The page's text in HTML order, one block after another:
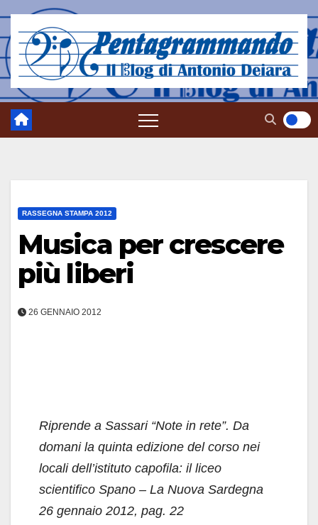
contenuto
RASSEGNA STAMPA 2012
Musica per crescere
più liberi
26 GENNAIO 2012
Riprende a Sassari “Note in rete”. Da
domani la quinta edizione del corso nei
locali dell’istituto capofila: il liceo
scientifico Spano – La Nuova Sardegna
26 gennaio 2012, pag. 22